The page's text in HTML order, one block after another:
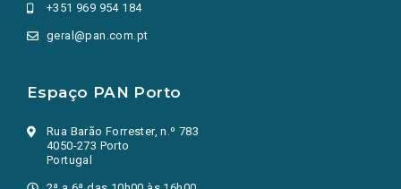
+351 969 954 184
geral@pan.com.pt
Espaço PAN Porto
Rua Barão Forrester, n.º 783
4050-273 Porto
Portugal